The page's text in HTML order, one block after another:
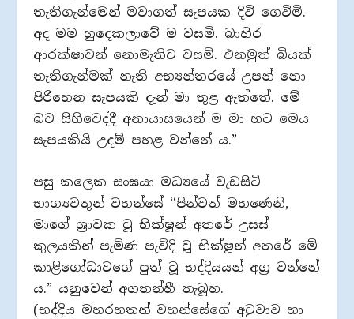
තැතිගැන්මෙන් මවාගත් සැපයක දිවි ගෙවීමි.
අද මම හුදෙකලාවේ ම වසමි. බාහිර
ආරක්ෂාවන් නොමැතිව වසමි. එනමුත් බියක්
තැතිගැන්මක් නැති අභ්‍යන්තරයේ උපන් නො
පිරිහෙන සැපයකි දැන් මා තුළ ඇත්තේ. මේ
බව සිහිවෙද්දී අනායාසයෙන් ම මා හට මෙය
සැපයකියි උදම් පහළ වන්නේ ය.”
පසු කලෙක සංඝයා මධ්‍යයේ වැඩසිටි
භාග්‍යවතුන් වහන්සේ ‘‘පින්වත් මහණෙනි,
මාගේ ශ‍්‍රාවක වූ භික්ෂූන් අතරේ උසස්
කුලයකින් පැමිණ පැවිදි වූ භික්ෂූන් අතරේ මේ
කාළිගෝධාවගේ පුත් වූ භද්දියයන් අග‍්‍ර වන්නේ
ය.” යනුවෙන් අගතන්හී තැබූහ.
(භද්දිය මහරහතන් වහන්සේගේ අටුවාව හා